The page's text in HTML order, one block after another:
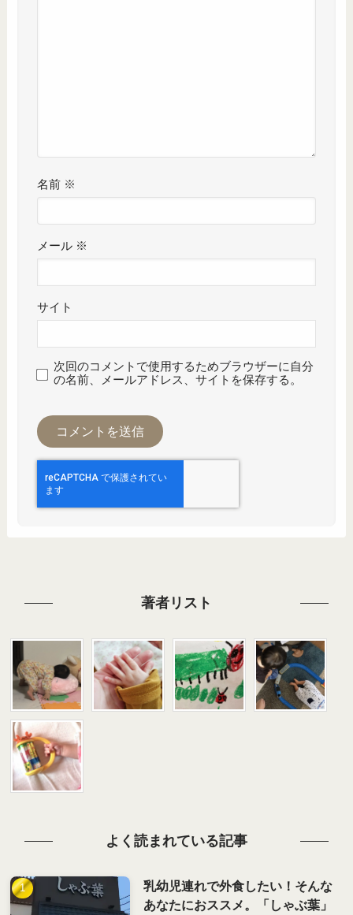
名前 ※
メール ※
サイト
次回のコメントで使用するためブラウザーに自分
の名前、メールアドレス、サイトを保存する。
著者リスト
よく読まれている記事
乳幼児連れで外食したい！そんな
あなたにおススメ。「しゃぶ葉」